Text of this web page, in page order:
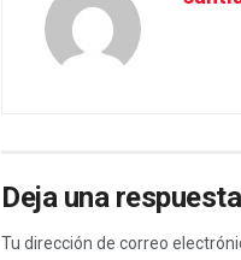
Deja una respuesta
Tu dirección de correo